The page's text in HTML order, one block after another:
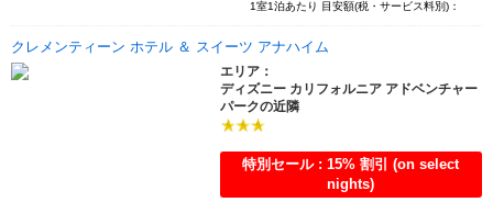
1室1泊あたり 目安額(税・サービス料別)：
クレメンティーン ホテル ＆ スイーツ アナハイム
エリア：
ディズニー カリフォルニア アドベンチャー
パークの近隣
特別セール : 15% 割引 (on select
nights)